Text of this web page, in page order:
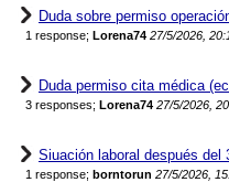
Duda sobre permiso
1 response; Lorena74 27/5/2026,
Duda permiso cita médica
3 responses; Lorena74 27/5/2026,
Siuación laboral después del
1 response; borntorun 27/5/2026,